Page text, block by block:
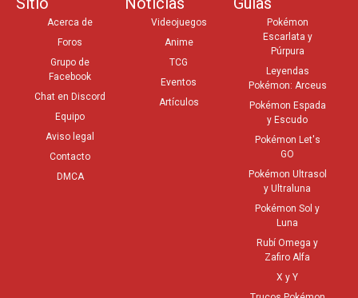
Acerca de
Foros
Grupo de
Facebook
Chat en Discord
Equipo
Aviso legal
Contacto
DMCA
Videojuegos
Anime
TCG
Eventos
Artículos
Pokémon
Escarlata y
Púrpura
Leyendas
Pokémon: Arceus
Pokémon Espada
y Escudo
Pokémon Let's
GO
Pokémon Ultrasol
y Ultraluna
Pokémon Sol y
Luna
Rubí Omega y
Zafiro Alfa
X y Y